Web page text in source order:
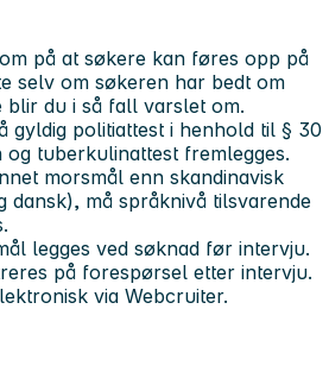
på at søkere kan føres opp på
selv om søkeren har bedt om
blir du i så fall varslet om.
gyldig politiattest i henhold til § 30
og tuberkulinattest fremlegges.
morsmål enn skandinavisk
dansk), må språknivå tilsvarende
legges ved søknad før intervju.
på forespørsel etter intervju.
via Webcruiter.